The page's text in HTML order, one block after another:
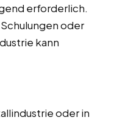
erforderlich.
oder
kann
oder in